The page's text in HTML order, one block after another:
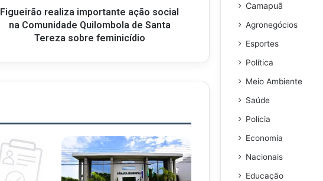
Figueirão realiza importante ação social
na Comunidade Quilombola de Santa
Tereza sobre feminicídio
Camapuã
Agronegócios
Esportes
Política
Meio Ambiente
Saúde
Polícia
Economia
Nacionais
Educação